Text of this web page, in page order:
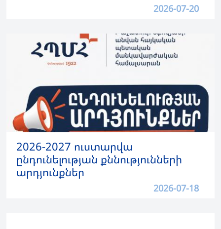
2026-07-20
2026-2027 ուստարվա
ընդունելության քննությունների
արդյունքներ
2026-07-18